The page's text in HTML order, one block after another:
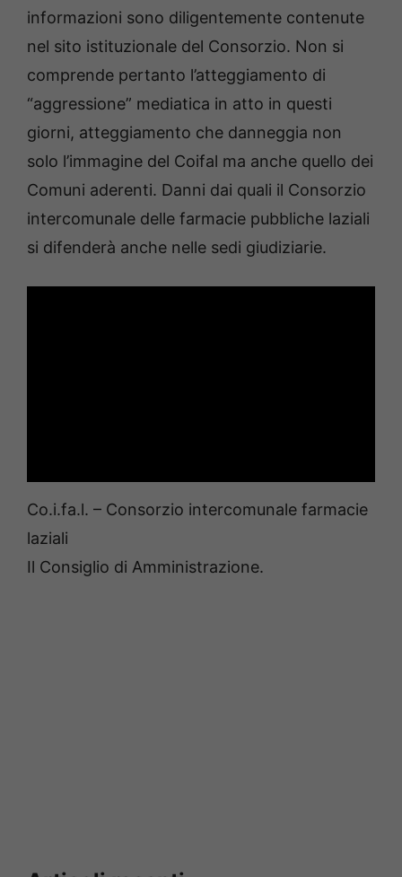
informazioni sono diligentemente contenute
nel sito istituzionale del Consorzio. Non si
comprende pertanto l’atteggiamento di
“aggressione” mediatica in atto in questi
giorni, atteggiamento che danneggia non
solo l’immagine del Coifal ma anche quello dei
Comuni aderenti. Danni dai quali il Consorzio
intercomunale delle farmacie pubbliche laziali
si difenderà anche nelle sedi giudiziarie.
Co.i.fa.l. – Consorzio intercomunale farmacie
laziali
Il Consiglio di Amministrazione.